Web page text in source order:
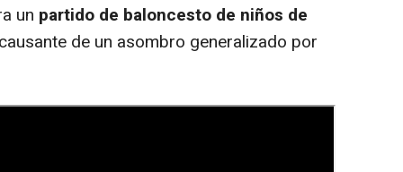
un partido de baloncesto de niños de
de un asombro generalizado por